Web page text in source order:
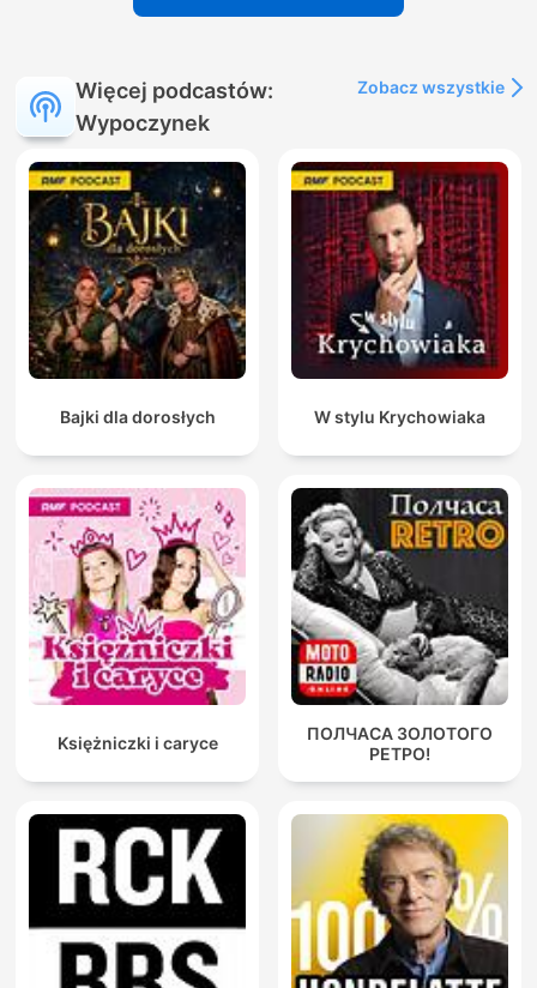
Więcej podcastów:
Wypoczynek
Zobacz wszystkie
Bajki dla dorosłych W stylu Krychowiaka
Księżniczki i caryce
ПОЛЧАСА ЗОЛОТОГО
РЕТРО!